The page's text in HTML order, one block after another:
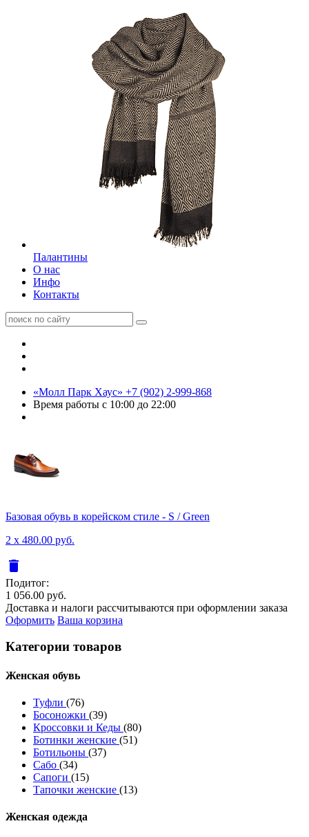
Палантины
О нас
Инфо
Контакты
«Молл Парк Хаус» +7 (902) 2-999-868
Время работы с 10:00 до 22:00
Базовая обувь в корейском стиле - S / Green
2 x 480.00 руб.
delete
Подитог:
1 056.00 руб.
Доставка и налоги рассчитываются при оформлении заказа
Оформить Ваша корзина
Категории товаров
Женcкая обувь
Туфли (76)
Босоножки (39)
Кроссовки и Кеды (80)
Ботинки женские (51)
Ботильоны (37)
Сабо (34)
Сапоги (15)
Тапочки женские (13)
Женская одежда